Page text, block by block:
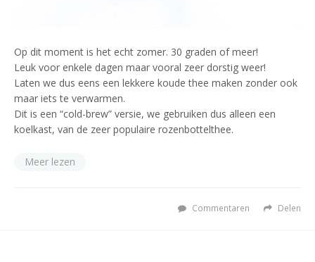
Op dit moment is het echt zomer. 30 graden of meer!
Leuk voor enkele dagen maar vooral zeer dorstig weer!
Laten we dus eens een lekkere koude thee maken zonder ook
maar iets te verwarmen.
Dit is een “cold-brew” versie, we gebruiken dus alleen een
koelkast, van de zeer populaire rozenbottelthee.
Meer lezen
Delen
Commentaren